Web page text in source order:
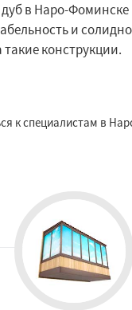
в Наро-
и
конструкции.
к специалистам в